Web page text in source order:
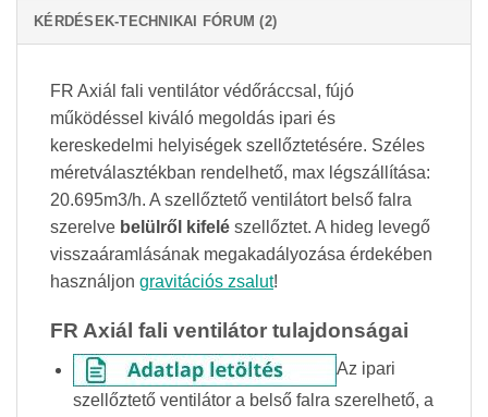
KÉRDÉSEK-TECHNIKAI FÓRUM (2)
FR Axiál fali ventilátor védőráccsal, fújó
működéssel kiváló megoldás ipari és
kereskedelmi helyiségek szellőztetésére. Széles
méretválasztékban rendelhető, max légszállítása:
20.695m3/h. A szellőztető ventilátort belső falra
szerelve belülről kifelé szellőztet. A hideg levegő
visszaáramlásának megakadályozása érdekében
használjon gravitációs zsalut!
FR Axiál fali ventilátor tulajdonságai
Az ipari
szellőztető ventilátor a belső falra szerelhető, a